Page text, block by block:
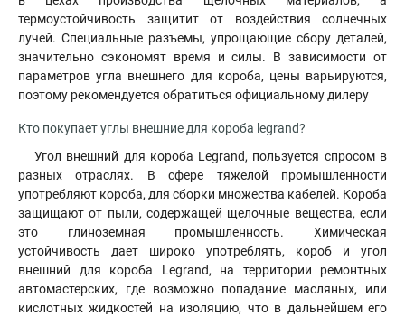
термоустойчивость защитит от воздействия солнечных
лучей. Специальные разъемы, упрощающие сбору деталей,
значительно сэкономят время и силы. В зависимости от
параметров угла внешнего для короба, цены варьируются,
поэтому рекомендуется обратиться официальному дилеру
Кто покупает углы внешние для короба legrand?
Угол внешний для короба Legrand, пользуется спросом в
разных отраслях. В сфере тяжелой промышленности
употребляют короба, для сборки множества кабелей. Короба
защищают от пыли, содержащей щелочные вещества, если
это глиноземная промышленность. Химическая
устойчивость дает широко употреблять, короб и угол
внешний для короба Legrand, на территории ремонтных
автомастерских, где возможно попадание масляных, или
кислотных жидкостей на изоляцию, что в дальнейшем его